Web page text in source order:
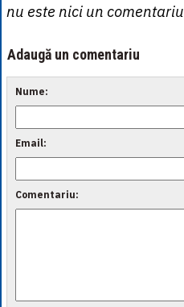
nu este nici un comentariu
Adaugă un comentariu
Nume:
Email:
Comentariu: